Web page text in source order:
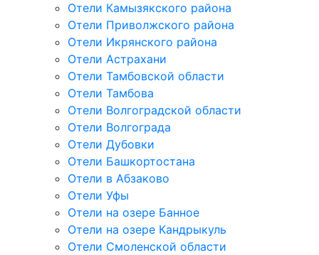
Отели Камызякского района
Отели Приволжского района
Отели Икрянского района
Отели Астрахани
Отели Тамбовской области
Отели Тамбова
Отели Волгоградской области
Отели Волгограда
Отели Дубовки
Отели Башкортостана
Отели в Абзаково
Отели Уфы
Отели на озере Банное
Отели на озере Кандрыкуль
Отели Смоленской области